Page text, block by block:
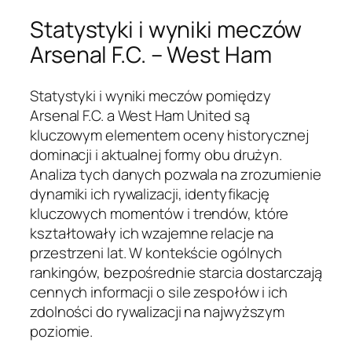
Statystyki i wyniki meczów
Arsenal F.C. – West Ham
Statystyki i wyniki meczów pomiędzy
Arsenal F.C. a West Ham United są
kluczowym elementem oceny historycznej
dominacji i aktualnej formy obu drużyn.
Analiza tych danych pozwala na zrozumienie
dynamiki ich rywalizacji, identyfikację
kluczowych momentów i trendów, które
kształtowały ich wzajemne relacje na
przestrzeni lat. W kontekście ogólnych
rankingów, bezpośrednie starcia dostarczają
cennych informacji o sile zespołów i ich
zdolności do rywalizacji na najwyższym
poziomie.